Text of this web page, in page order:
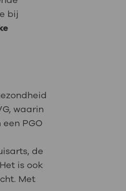
bij
waarin
PGO
de
is ook
Met